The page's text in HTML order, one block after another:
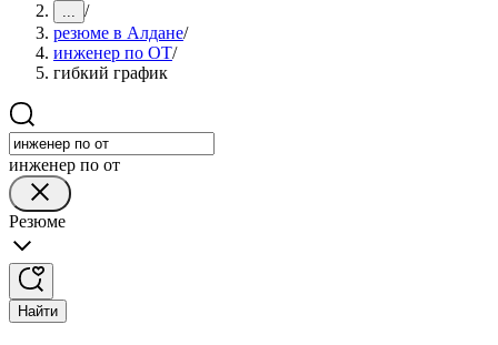
... /
резюме в Алдане/
инженер по ОТ/
гибкий график
инженер по от
Резюме
Найти